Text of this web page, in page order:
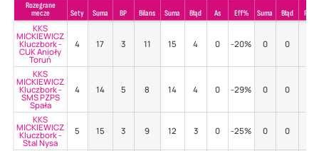
Rozegrane
mecze
Sety Suma BP Bilans Suma Błąd As Eff% Suma Błąd Poz%
KKS
MICKIEWICZ
Kluczbork -
CUK Anioły
Toruń
4 17 3 11 15 4 0 -20% 0 0
KKS
MICKIEWICZ
Kluczbork -
SMS PZPS
Spała
4 14 5 8 14 4 0 -29% 0 0
KKS
MICKIEWICZ
Kluczbork -
Stal Nysa
5 15 3 9 12 3 0 -25% 0 0